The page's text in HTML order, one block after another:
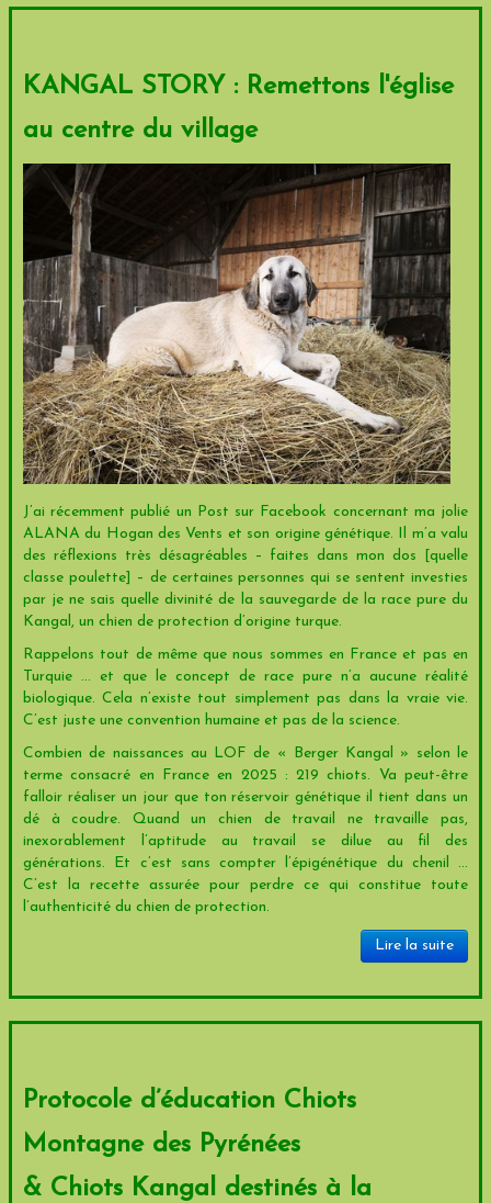
KANGAL STORY : Remettons l'église
au centre du village
J’ai récemment publié un Post sur Facebook concernant ma jolie
ALANA du Hogan des Vents et son origine génétique. Il m’a valu
des réflexions très désagréables – faites dans mon dos [quelle
classe poulette] – de certaines personnes qui se sentent investies
par je ne sais quelle divinité de la sauvegarde de la race pure du
Kangal, un chien de protection d’origine turque.
Rappelons tout de même que nous sommes en France et pas en
Turquie … et que le concept de race pure n’a aucune réalité
biologique. Cela n’existe tout simplement pas dans la vraie vie.
C’est juste une convention humaine et pas de la science.
Combien de naissances au LOF de « Berger Kangal » selon le
terme consacré en France en 2025 : 219 chiots. Va peut-être
falloir réaliser un jour que ton réservoir génétique il tient dans un
dé à coudre. Quand un chien de travail ne travaille pas,
inexorablement l’aptitude au travail se dilue au fil des
générations. Et c’est sans compter l’épigénétique du chenil …
C’est la recette assurée pour perdre ce qui constitue toute
l’authenticité du chien de protection.
Lire la suite
Protocole d’éducation Chiots
Montagne des Pyrénées
& Chiots Kangal destinés à la